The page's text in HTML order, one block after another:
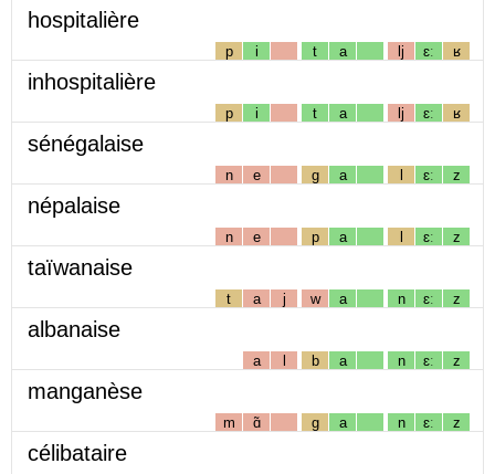
hospitalière
p i t a lj ɛː ʁ
inhospitalière
p i t a lj ɛː ʁ
sénégalaise
n e g a l ɛː z
népalaise
n e p a l ɛː z
taïwanaise
t a j w a n ɛː z
albanaise
a l b a n ɛː z
manganèse
m ɑ̃ g a n ɛː z
célibataire